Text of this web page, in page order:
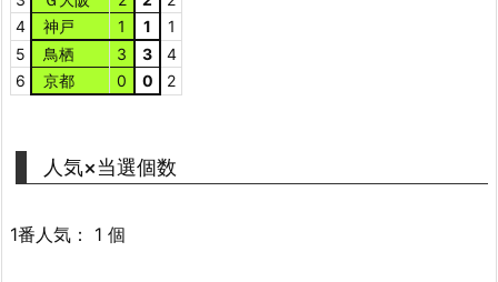
4
神戸 1 1
1
5
鳥栖 3 3
4
6
京都 0 0 2
人気×当選個数
1番人気： 1 個